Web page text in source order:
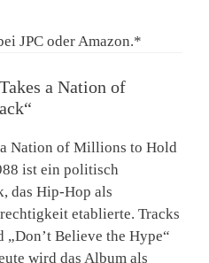
JPC oder Amazon.*
a Nation of
a Nation of Millions to Hold
ist ein politisch
das Hip-Hop als
etablierte. Tracks
Believe the Hype“
wird das Album als